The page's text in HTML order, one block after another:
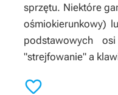
sprzętu. Niektóre
ośmiokierunkowy)
podstawowych
"strejfowanie" a
